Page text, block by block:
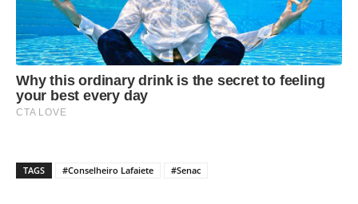
TAGS #Conselheiro Lafaiete #Senac